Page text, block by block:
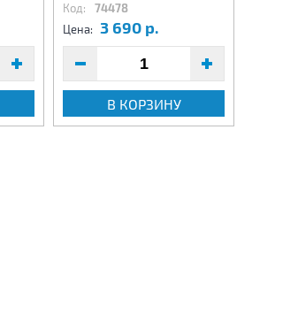
Код: 74478
Цена: 3 690 р.
В КОРЗИНУ